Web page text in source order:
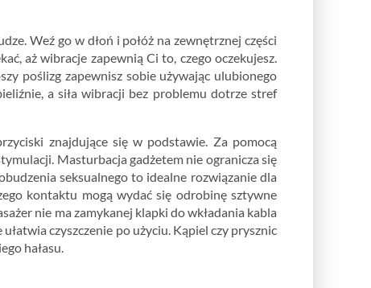
Weź go w dłoń i połóż na zewnętrznej części
aż wibracje zapewnią Ci to, czego oczekujesz.
poślizg zapewnisz sobie używając ulubionego
a siła wibracji bez problemu dotrze stref
znajdujące się w podstawie. Za pomocą
Masturbacja gadżetem nie ogranicza się
seksualnego to idealne rozwiązanie dla
kontaktu mogą wydać się odrobinę sztywne
nie ma zamykanej klapki do wkładania kabla
czyszczenie po użyciu. Kąpiel czy prysznic
hałasu.